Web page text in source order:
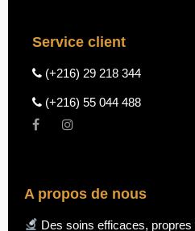
Service client
(+216) 29 218 344
(+216) 55 044 488
A propos de nous
Des soins efficaces, propres